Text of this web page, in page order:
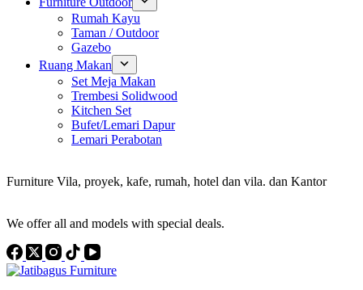
Rumah Kayu
Taman / Outdoor
Gazebo
Ruang Makan
Set Meja Makan
Trembesi Solidwood
Kitchen Set
Bufet/Lemari Dapur
Lemari Perabotan
Furniture Vila, proyek, kafe, rumah, hotel dan vila. dan Kantor
We offer all and models with special deals.